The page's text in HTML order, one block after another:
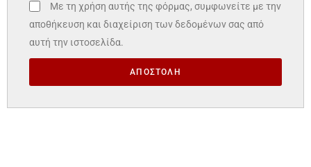
Με τη χρήση αυτής της φόρμας, συμφωνείτε με την
αποθήκευση και διαχείριση των δεδομένων σας από
αυτή την ιστοσελίδα.
ΑΠΟΣΤΟΛΗ